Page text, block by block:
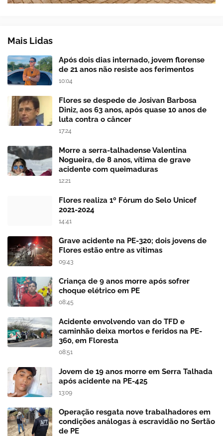
Mais Lidas
Após dois dias internado, jovem florense
de 21 anos não resiste aos ferimentos
10:04
Flores se despede de Josivan Barbosa
Diniz, aos 63 anos, após quase 10 anos de
luta contra o câncer
17:24
Morre a serra-talhadense Valentina
Nogueira, de 8 anos, vítima de grave
acidente com queimaduras
12:21
Flores realiza 1º Fórum do Selo Unicef
2021-2024
14:41
Grave acidente na PE-320; dois jovens de
Flores estão entre as vítimas
09:43
Criança de 9 anos morre após sofrer
choque elétrico em PE
08:45
Acidente envolvendo van do TFD e
caminhão deixa mortos e feridos na PE-
360, em Floresta
08:51
Jovem de 19 anos morre em Serra Talhada
após acidente na PE-425
13:09
Operação resgata nove trabalhadores em
condições análogas à escravidão no Sertão
de PE